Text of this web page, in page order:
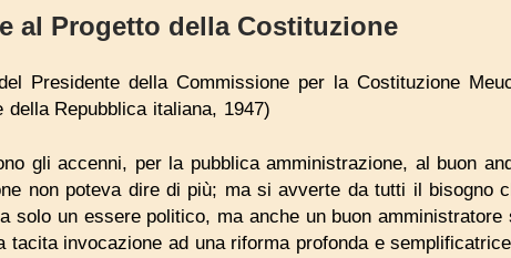
al Progetto della Costituzione
Presidente della Commissione per la Costituzione
della Repubblica italiana, 1947)
gli accenni, per la pubblica amministrazione, al buon
non poteva dire di più; ma si avverte da tutti il bisogno
solo un essere politico, ma anche un buon
tacita invocazione ad una riforma profonda e